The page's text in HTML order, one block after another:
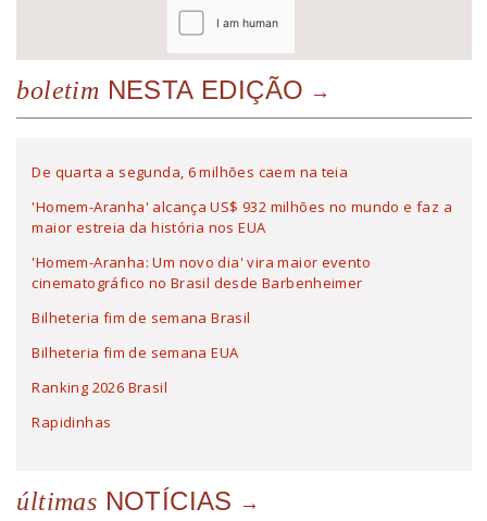
boletim NESTA EDIÇÃO
De quarta a segunda, 6 milhões caem na teia
'Homem-Aranha' alcança US$ 932 milhões no mundo e faz a
maior estreia da história nos EUA
'Homem-Aranha: Um novo dia' vira maior evento
cinematográfico no Brasil desde Barbenheimer
Bilheteria fim de semana Brasil
Bilheteria fim de semana EUA
Ranking 2026 Brasil
Rapidinhas
últimas NOTÍCIAS